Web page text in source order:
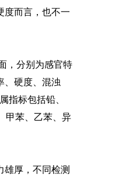
度而言，也不一
，分别为感官特
、硬度、混浊
指标包括铅、
甲苯、乙苯、异
雄厚，不同检测